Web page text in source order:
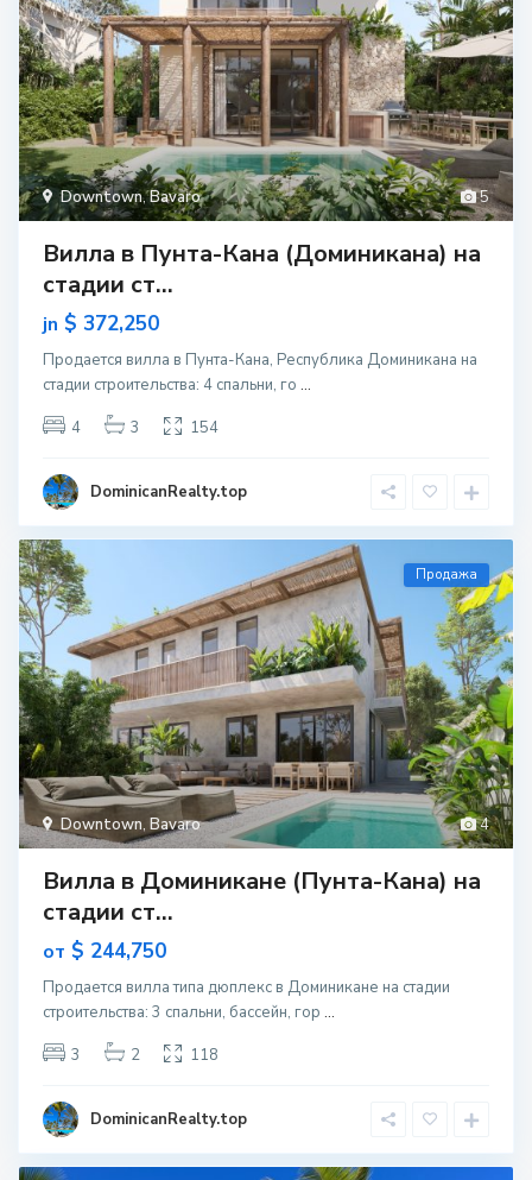
5
Downtown,Bavaro
Вилла в Пунта-Кана (Доминикана) на
стадии ст...
jn $ 372,250
Продается вилла в Пунта-Кана, Республика Доминикана на
стадии строительcтва: 4 спальни, го ...
4
3 154
DominicanRealty.top
4
Downtown, Bavaro
Продажа
Вилла в Доминикане (Пунта-Кана) на
стадии ст...
от $ 244,750
Продается вилла типа дюплекс в Доминикане на стадии
строительcтва: 3 спальни, бассейн, гор ...
3
2 118
DominicanRealty.top